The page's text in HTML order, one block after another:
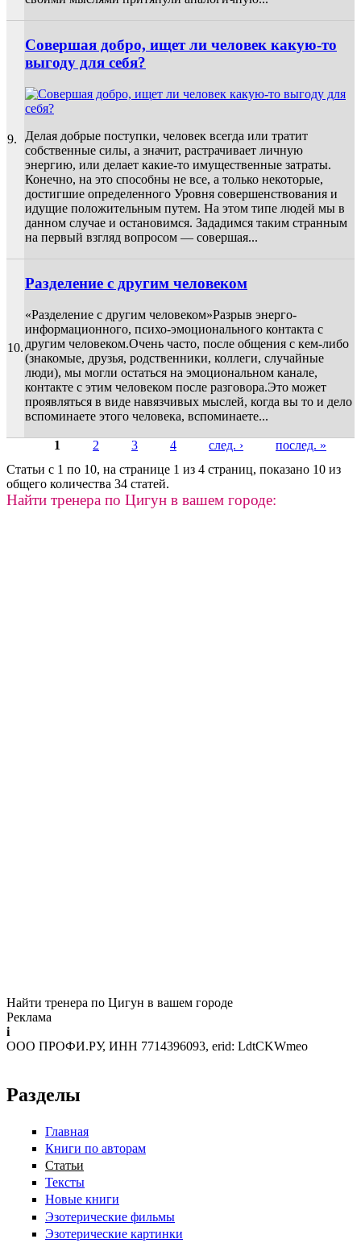
9.
Совершая добро, ищет ли человек какую-то
выгоду для себя?
Делая добрые поступки, человек всегда или тратит
собственные силы, а значит, растрачивает личную
энергию, или делает какие-то имущественные затраты.
Конечно, на это способны не все, а только некоторые,
достигшие определенного Уровня совершенствования и
идущие положительным путем. На этом типе людей мы в
данном случае и остановимся. Зададимся таким странным
на первый взгляд вопросом — совершая...
10.
Разделение с другим человеком
«Разделение с другим человеком»Разрыв энерго-
информационного, психо-эмоционального контакта с
другим человеком.Очень часто, после общения с кем-либо
(знакомые, друзья, родственники, коллеги, случайные
люди), мы могли остаться на эмоциональном канале,
контакте с этим человеком после разговора.Это может
проявляться в виде навязчивых мыслей, когда вы то и дело
вспоминаете этого человека, вспоминаете...
Страницы
1 2 3 4 след. ›
послед. »
Статьи с 1 по 10, на странице 1 из 4 страниц, показано 10 из
общего количества 34 статей.
Найти тренера по Цигун в вашем городе:
Найти тренера по Цигун в вашем городе
Реклама
i
ООО ПРОФИ.РУ, ИНН 7714396093, erid: LdtCKWmeo
Разделы
Главная
Книги по авторам
Статьи
Тексты
Новые книги
Эзотерические фильмы
Эзотерические картинки